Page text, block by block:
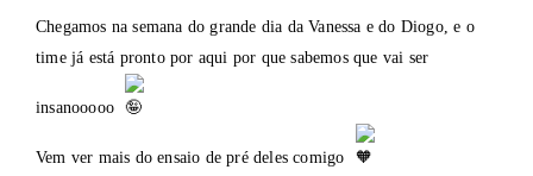
Chegamos na semana do grande dia da Vanessa e do Diogo, e o
time já está pronto por aqui por que sabemos que vai ser
insanooooo
Vem ver mais do ensaio de pré deles comigo